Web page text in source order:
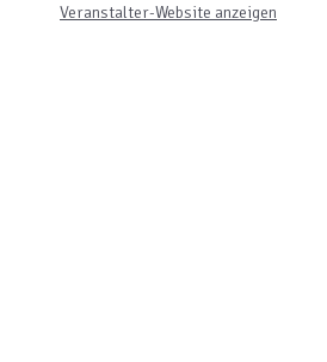
Veranstalter-Website anzeigen